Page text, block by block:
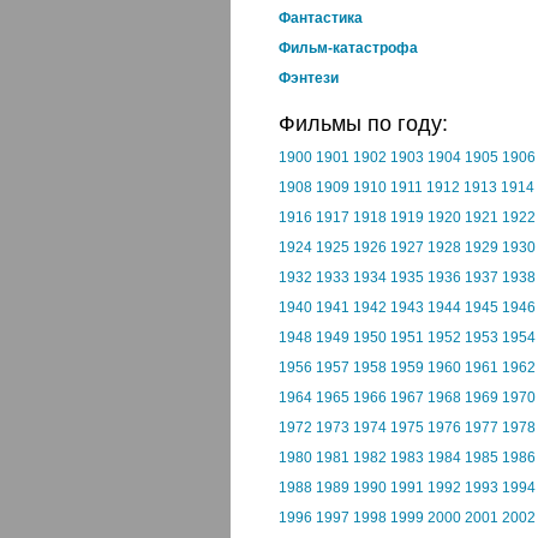
Фантастика
Фильм-катастрофа
Фэнтези
Фильмы по году:
1900 1901 1902 1903 1904 1905 1906
1908 1909 1910 1911 1912 1913 1914
1916 1917 1918 1919 1920 1921 1922
1924 1925 1926 1927 1928 1929 1930
1932 1933 1934 1935 1936 1937 1938
1940 1941 1942 1943 1944 1945 1946
1948 1949 1950 1951 1952 1953 1954
1956 1957 1958 1959 1960 1961 1962
1964 1965 1966 1967 1968 1969 1970
1972 1973 1974 1975 1976 1977 1978
1980 1981 1982 1983 1984 1985 1986
1988 1989 1990 1991 1992 1993 1994
1996 1997 1998 1999 2000 2001 2002